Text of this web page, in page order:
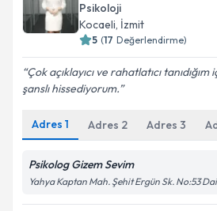
Psikoloji
Kocaeli, İzmit
5 (17 Değerlendirme)
Çok açıklayıcı ve rahatlatıcı
şanslı hissediyorum.
Adres 1 Adres 2 Adres 3
Psikolog Gizem Sevim
Yahya Kaptan Mah. Şehit Ergün Sk. No:53